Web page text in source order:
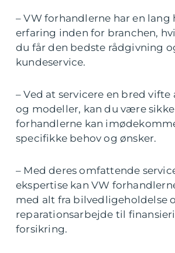
– VW forhandlerne har en lang
erfaring inden for branchen,
du får den bedste rådgivning
kundeservice.
– Ved at servicere en bred
og modeller, kan du være
forhandlerne kan
specifikke behov og ønsker.
– Med deres omfattende
ekspertise kan VW
med alt fra bilvedligeholdelse
reparationsarbejde til
forsikring.